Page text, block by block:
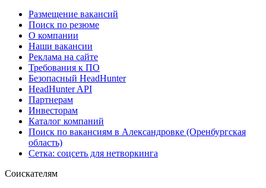
Размещение вакансий
Поиск по резюме
О компании
Наши вакансии
Реклама на сайте
Требования к ПО
Безопасный HeadHunter
HeadHunter API
Партнерам
Инвесторам
Каталог компаний
Поиск по вакансиям в Александровке (Оренбургская
область)
Сетка: соцсеть для нетворкинга
Соискателям